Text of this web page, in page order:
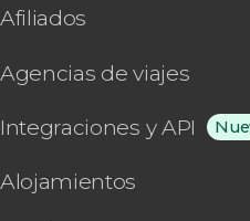
Afiliados
Agencias de viajes
Integraciones y API
Alojamientos